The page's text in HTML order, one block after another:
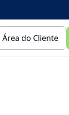
Área do Cliente